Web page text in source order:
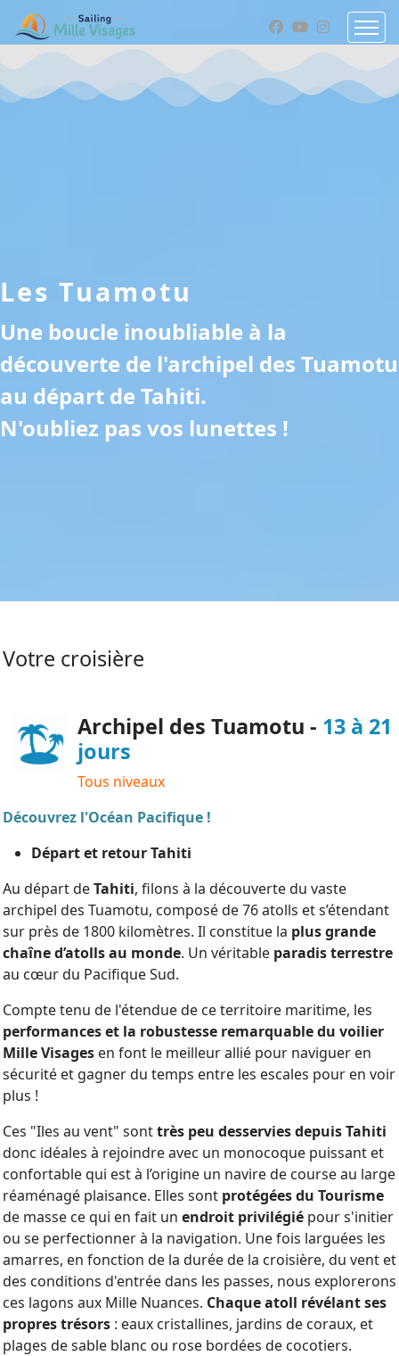
Les Tuamotu
Une boucle inoubliable à la
découverte de l'archipel des Tuamotu
au départ de Tahiti.
N'oubliez pas vos lunettes !
Votre croisière
Archipel des Tuamotu - 13 à 21
jours
Tous niveaux
Découvrez l'Océan Pacifique !
Départ et retour Tahiti
Au départ deTahiti, filons à la découverte du vaste
archipel des Tuamotu, composé de 76 atolls et s’étendant
sur près de 1800 kilomètres. Il constitue la plus grande
chaîne d’atolls au monde. Un véritable paradis terrestre
au cœur du Pacifique Sud.
Compte tenu de l'étendue de ce territoire maritime, les
performances et la robustesse remarquable du voilier
Mille Visages en font le meilleur allié pour naviguer en
sécurité et gagner du temps entre les escales pour en voir
plus !
Ces "Iles au vent" sonttrès peu desservies depuis Tahiti
donc idéales à rejoindre avec un monocoque puissant et
confortable qui est à l’origine un navire de course au large
réaménagé plaisance. Elles sont protégées du Tourisme
de masse ce qui en fait un endroit privilégié pour s'initier
ou se perfectionner à la navigation. Une fois larguées les
amarres, en fonction de la durée de la croisière, du vent et
des conditions d'entrée dans les passes, nous explorerons
ces lagons aux Mille Nuances. Chaque atoll révélant ses
propres trésors : eaux cristallines, jardins de coraux, et
plages de sable blanc ou rose bordées de cocotiers.